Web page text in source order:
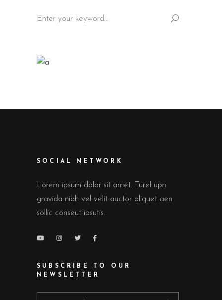
SOCIAL NETWORK
Lorem ipsum dolor sit amet. Turel upn
gravida nibh vel velit auctor aliquet aen
sollic conseut ipsutis.
SUBSCRIBE TO OUR
NEWSLETTER